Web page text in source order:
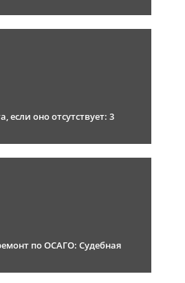
если оно отсутствует: 3
по ОСАГО: Судебная